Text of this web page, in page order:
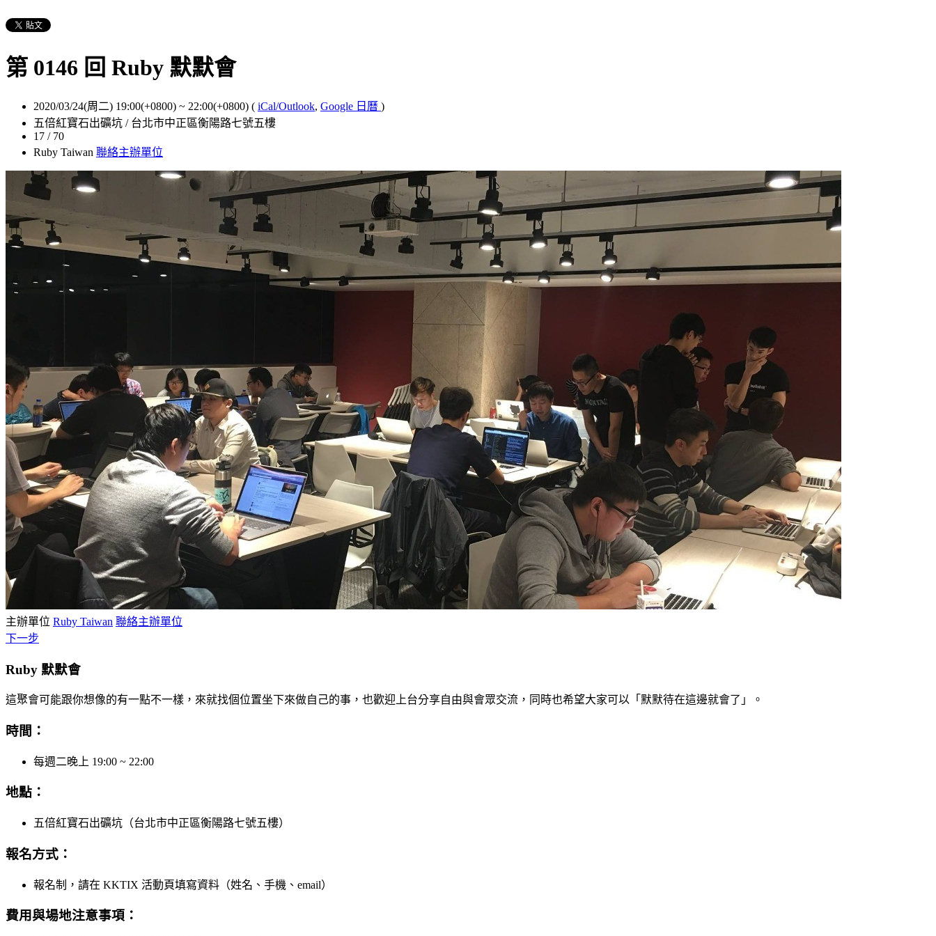
第 0146 回 Ruby 默默會
2020/03/24(周二) 19:00(+0800) ~ 22:00(+0800) ( iCal/Outlook, Google 日曆 )
五倍紅寶石出礦坑 / 台北市中正區衡陽路七號五樓
17 / 70
Ruby Taiwan 聯絡主辦單位
主辦單位 Ruby Taiwan 聯絡主辦單位
下一步
Ruby 默默會
這聚會可能跟你想像的有一點不一樣，來就找個位置坐下來做自己的事，也歡迎上台分享自由與會眾交流，同時也希望大家可以「默默待在這邊就會了」。
時間：
每週二晚上 19:00 ~ 22:00
地點：
五倍紅寶石出礦坑（台北市中正區衡陽路七號五樓）
報名方式：
報名制，請在 KKTIX 活動頁填寫資料（姓名、手機、email）
費用與場地注意事項：